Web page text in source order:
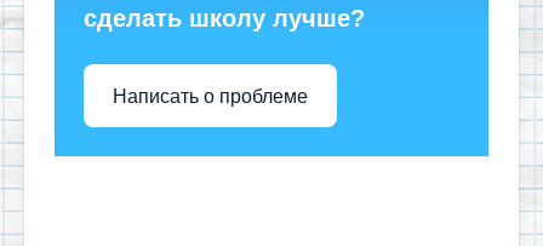
сделать школу лучше?
Написать о проблеме